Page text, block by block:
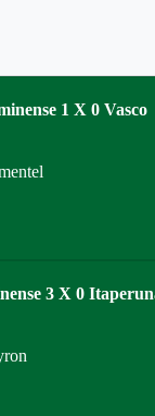
1 X 0 Vasco
3 X 0